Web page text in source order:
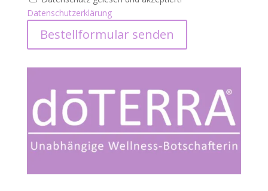
Datenschutzerklärung
Bestellformular senden